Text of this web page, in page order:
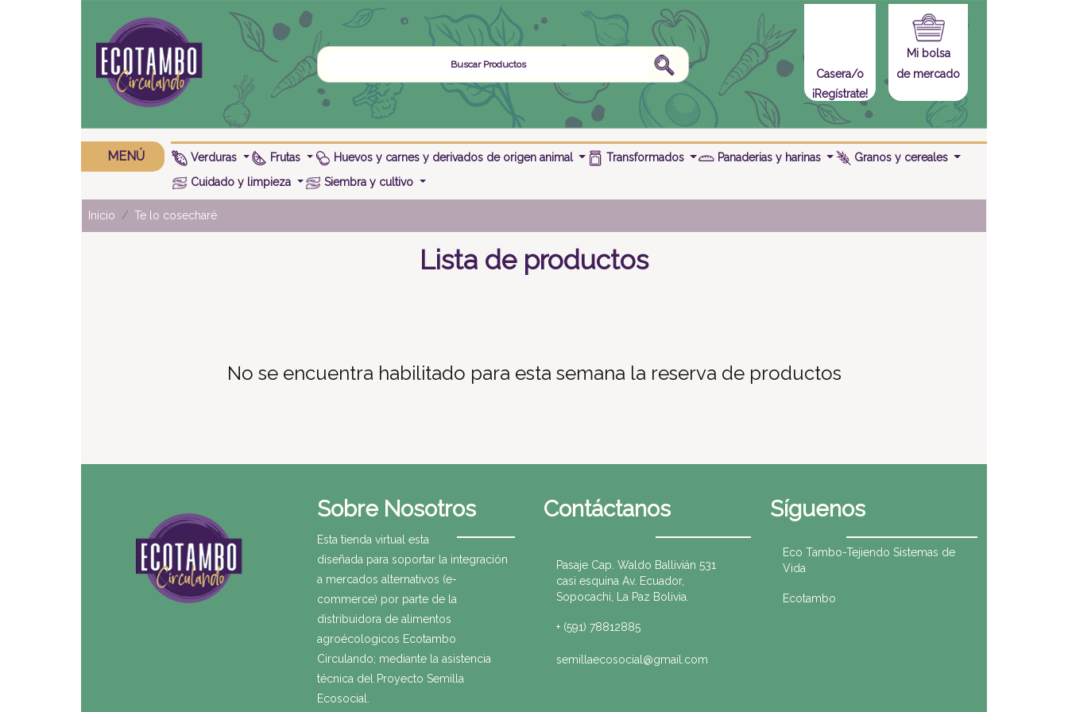
Casera/o
¡Regístrate!
Mi bolsa
de mercado
MENÚ Verduras Frutas Huevos y carnes y derivados de origen animal Transformados Panaderias y harinas
Granos y cereales
Cuidado y limpieza
Siembra y cultivo
Inicio Te lo cosecharé
Lista de productos
No se encuentra habilitado para esta semana la reserva de productos
Sobre Nosotros
Esta tienda virtual esta
diseñada para soportar la integración
a mercados alternativos (e-
commerce) por parte de la
distribuidora de alimentos
agroécologicos Ecotambo
Circulando; mediante la asistencia
técnica del Proyecto Semilla
Ecosocial.
Contáctanos
Pasaje Cap. Waldo Ballivián 531
casi esquina Av. Ecuador,
Sopocachi, La Paz Bolivia.
+ (591) 78812885
semillaecosocial@gmail.com
Síguenos
Eco Tambo-Tejiendo Sistemas de
Vida
Ecotambo